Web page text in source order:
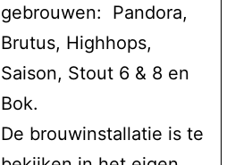
gebrouwen: Pandora,
Brutus, Highhops,
Saison, Stout 6 & 8 en
Bok.
De brouwinstallatie is te